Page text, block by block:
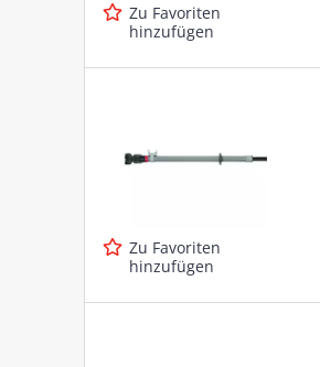
Zu Favoriten
hinzufügen
Zu Favoriten
hinzufügen